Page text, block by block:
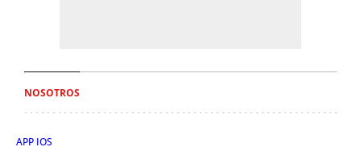
NOSOTROS
APP IOS